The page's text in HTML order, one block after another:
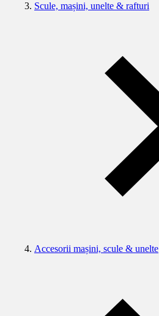
Scule, mașini, unelte & rafturi
Accesorii mașini, scule & unelte